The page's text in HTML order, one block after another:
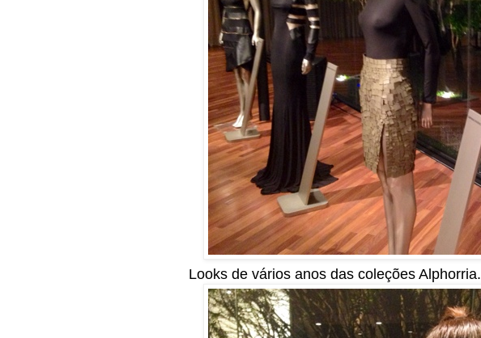
Looks de vários anos das coleções Alphorria.